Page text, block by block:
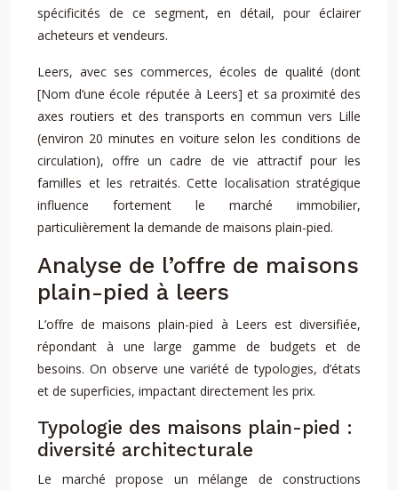
spécificités de ce segment, en détail, pour éclairer
acheteurs et vendeurs.
Leers, avec ses commerces, écoles de qualité (dont
[Nom d’une école réputée à Leers] et sa proximité des
axes routiers et des transports en commun vers Lille
(environ 20 minutes en voiture selon les conditions de
circulation), offre un cadre de vie attractif pour les
familles et les retraités. Cette localisation stratégique
influence fortement le marché immobilier,
particulièrement la demande de maisons plain-pied.
Analyse de l’offre de maisons
plain-pied à leers
L’offre de maisons plain-pied à Leers est diversifiée,
répondant à une large gamme de budgets et de
besoins. On observe une variété de typologies, d’états
et de superficies, impactant directement les prix.
Typologie des maisons plain-pied :
diversité architecturale
Le marché propose un mélange de constructions